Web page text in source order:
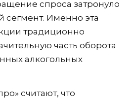
спроса затронуло
сегмент. Именно эта
традиционно
часть оборота
алкогольных
считают, что